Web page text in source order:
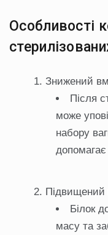
Особливості
Знижений
Після
може
набору
допомагає
Підвищений
Білок
масу та